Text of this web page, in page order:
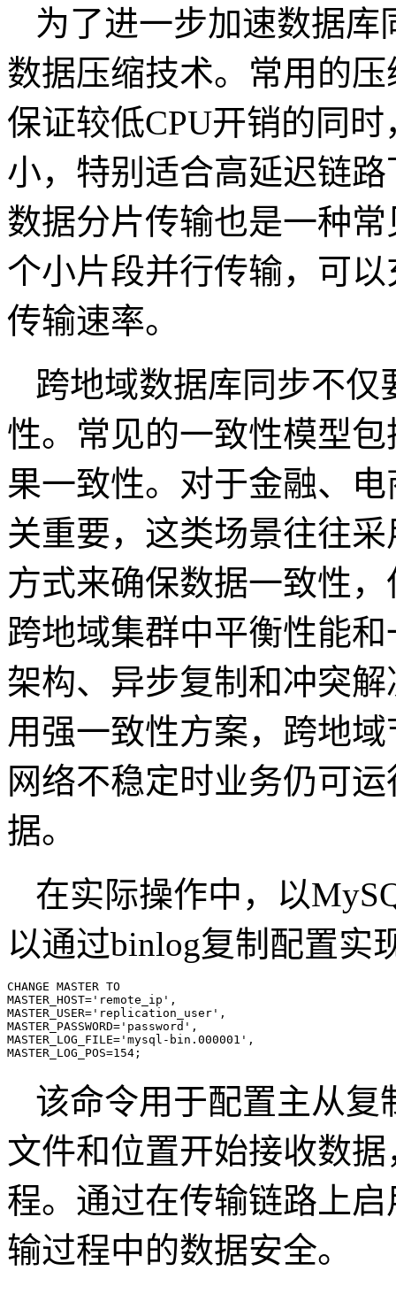
为了进一步加速数据
数据压缩技术。常用的
保证较低CPU开销的同
小，特别适合高延迟链
数据分片传输也是一种
个小片段并行传输，可
传输速率。
跨地域数据库同步不
性。常见的一致性模型
果一致性。对于金融、
关重要，这类场景往往
方式来确保数据一致性
跨地域集群中平衡性能
架构、异步复制和冲突
用强一致性方案，跨地
网络不稳定时业务仍可
据。
在实际操作中，以
以通过binlog复制配置实
CHANGE MASTER TO
MASTER_HOST='remote_ip',
MASTER_USER='replication_user',
MASTER_PASSWORD='password',
MASTER_LOG_FILE='mysql-bin.000001',
MASTER_LOG_POS=154;
该命令用于配置主从复
文件和位置开始接收数
程。通过在传输链路上启
输过程中的数据安全。